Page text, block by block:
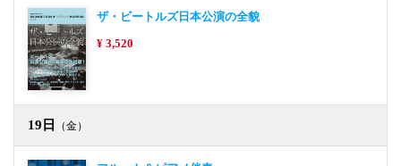
ザ・ビートルズ日本公演の全貌
¥ 3,520
19日 （金）